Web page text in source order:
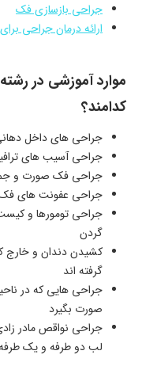
جراحی بازسازی فک
ارائه درمان جراحی
موارد آموزشی در
کدامند؟
جراحی های داخل
جراحی آسیب های
جراحی فک صورت و
جراحی عفونت های
جراحی تومورها و
گردن
کشیدن دندان و خارج
گرفته اند
جراحی هایی که در
صورت بگیرد
جراحی نواقص مادر
لب دو طرفه و یک